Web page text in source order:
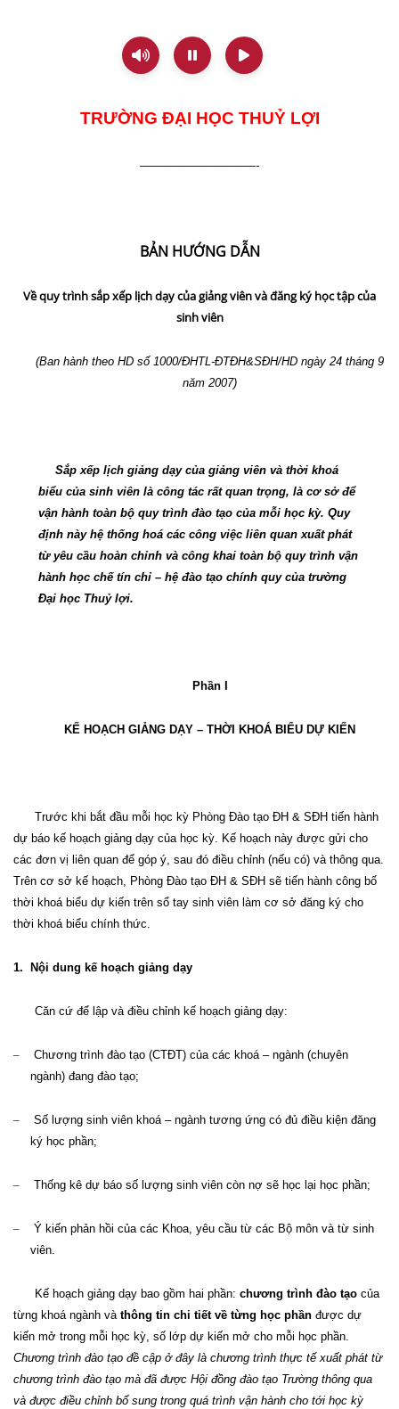
TRƯỜNG ĐẠI HỌC THUỶ LỢI
——————————-
BẢN HƯỚNG DẪN
Về quy trình sắp xếp lịch dạy của giảng viên và đăng ký học tập của
sinh viên
(Ban hành theo HD số 1000/ĐHTL-ĐTĐH&SĐH/HD ngày 24 tháng 9
năm 2007)
Sắp xếp lịch giảng dạy của giảng viên và thời khoá
biểu của sinh viên là công tácrấtquan trọng, là cơ sở để
vận hành toàn bộ quy trình đào tạo của mỗi học kỳ. Quy
định này hệ thống hoá các công việc liên quan xuất phát
từ yêu cầu hoàn chỉnh và công khai toàn bộ quy trình vận
hành học chế tín chỉ – hệ đào tạo chính quy của trường
Đại học Thuỷ lợi.
Phần I
KẾ HOẠCH GIẢNG DẠY – THỜI KHOÁ BIỂU DỰ KIẾN
Trước khi bắt đầu mỗi học kỳ P hòng Đào tạo ĐH & SĐH tiến hành
dự báo kế hoạch giảng dạy của học kỳ. Kế hoạch này được gửi cho
các đơn vị liên quan để góp ý, sau đó điều chỉnh (nếu có) và thông qua.
Trên cơ sở kế hoạch,
Phòng Đào tạo ĐH & SĐH sẽ tiến hành công bố
thời khoá biểu dự kiến trên sổ tay sinh viên làm cơ sở đăng ký cho
thời khoá biểu chính thức.
1. Nội dung kế hoạch giảng dạy
Căn cứ để lập và điều chỉnh kế hoạch giảng dạy:
–
Chương trình đào tạo (CTĐT) của các khoá – ngành (chuyên
ngành) đang đào tạo;
–
Số lượng sinh viên khoá – ngành tương ứng có đủ điều kiện đăng
ký học phần;
– Thống kê dự báo số lượng sinh viên còn nợ sẽ học lại học phần;
– Ý kiến phản hồi của các Khoa yêu cầu từ các Bộ môn và từ sinh
viên.
Kế hoạch giảng dạy bao gồm hai phần: chương trình đào tạocủa
từng khoá ngành và thông tin chi tiết về từng học phần được dự
kiến mở trong mỗi học kỳ, số lớp dự kiến mở cho mỗi học phần.
Chương trình đào tạo đề cập ở đây là chương trình thực tế xuất phát từ
chương trình đào tạo mà đã được Hội đồng đào tạo Trường thông qua
và được điều chỉnh bổ sung trong quá trình vận hành cho tới học kỳ